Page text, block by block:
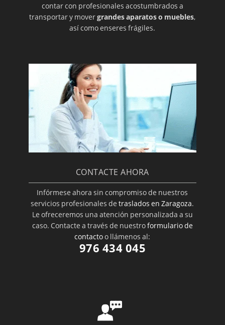
contar con profesionales acostumbrados a
transportar y movergrandes aparatos o muebles,
así como enseres frágiles.
CONTACTE AHORA
Infórmese ahora sin compromiso de nuestros
servicios profesionales detraslados en Zaragoza.
Le ofreceremos una atención personalizada a su
caso. Contacte a través de nuestroformulario de
contactoo llámenos al:
976 434 045